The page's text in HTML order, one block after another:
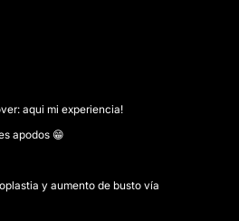
aqui mi experiencia!
apodos 😁
y aumento de busto vía